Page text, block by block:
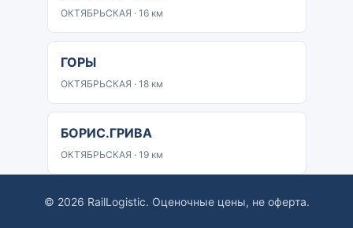
ОКТЯБРЬСКАЯ · 16 км
ГОРЫ
ОКТЯБРЬСКАЯ · 18 км
БОРИС.ГРИВА
ОКТЯБРЬСКАЯ · 19 км
© 2026 RailLogistic. Оценочные цены, не оферта.